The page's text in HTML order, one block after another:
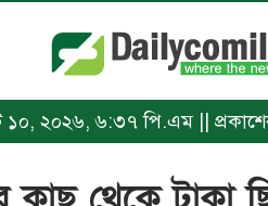
১০, ২০২৬, ৬:৩৭ পি.এম ||